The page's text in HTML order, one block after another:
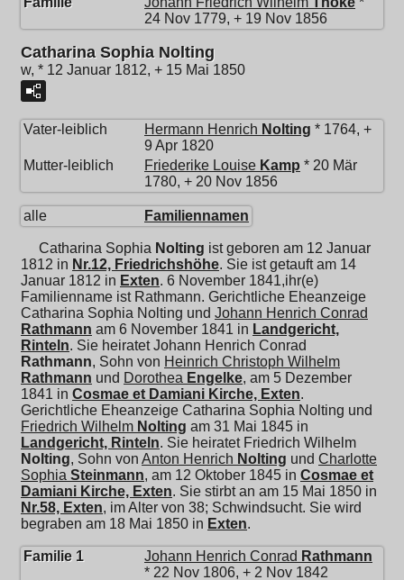
24 Nov 1779, + 19 Nov 1856
Catharina Sophia Nolting
w, * 12 Januar 1812, + 15 Mai 1850
Vater-leiblich Hermann Henrich Nolting * 1764, +
9 Apr 1820
Mutter-leiblich
Friederike Louise Kamp * 20 Mär
1780, + 20 Nov 1856
alle Familiennamen
Catharina Sophia Nolting ist geboren am 12 Januar
1812 in Nr.12, Friedrichshöhe. Sie ist getauft am 14
Januar 1812 in Exten. 6 November 1841,ihr(e)
Familienname ist Rathmann. Gerichtliche Eheanzeige
Catharina Sophia Nolting und Johann Henrich Conrad
Rathmann am 6 November 1841 in Landgericht,
Rinteln. Sie heiratetJohann Henrich Conrad
Rathmann, Sohn von Heinrich Christoph Wilhelm
Rathmann und Dorothea Engelke, am 5 Dezember
1841 in Cosmae et Damiani Kirche, Exten.
Gerichtliche Eheanzeige Catharina Sophia Nolting und
Friedrich Wilhelm Nolting am 31 Mai 1845 in
Landgericht, Rinteln. Sie heiratet Friedrich Wilhelm
Nolting, Sohn von Anton Henrich Nolting und Charlotte
Sophia Steinmann, am 12 Oktober 1845 in Cosmae et
Damiani Kirche, Exten. Sie stirbt an am 15 Mai 1850 in
Nr.58, Exten, im Alter von 38; Schwindsucht. Sie wird
begraben am 18 Mai 1850 in Exten.
Familie 1 Johann Henrich Conrad Rathmann
* 22 Nov 1806, + 2 Nov 1842